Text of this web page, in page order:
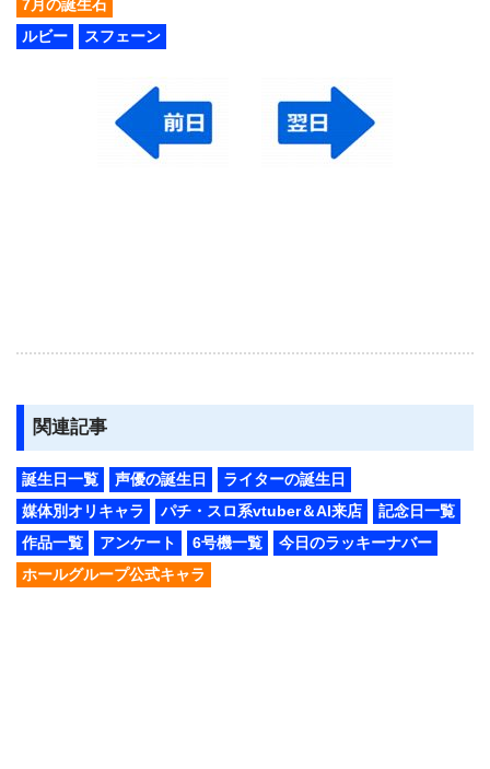
7月の誕生石
ルビー
スフェーン
関連記事
誕生日一覧 声優の誕生日
ライターの誕生日
媒体別オリキャラ
パチ・スロ系vtuber＆AI来店
記念日一覧
作品一覧
アンケート 6号機一覧
今日のラッキーナバー
ホールグループ公式キャラ